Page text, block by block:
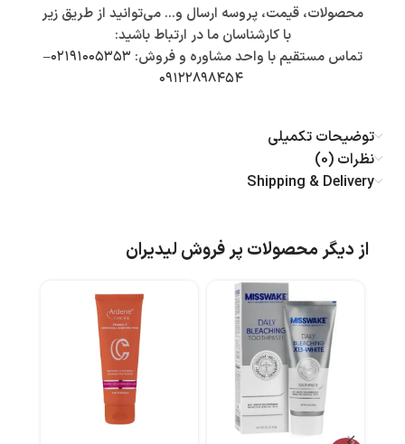
محصولات، قیمت، پروسه ارسال و… می‌توانید از طریق زیر
با کارشناسان ما در ارتباط باشید:
تماس مستقیم با واحد مشاوره و فروش: ۰۲۱۹۱۰۰۵۳۵۳–
۰۹۱۲۲۸۹۸۴۵۴
توضیحات تکمیلی
نظرات (0)
Shipping & Delivery
از دیگر محصولات پر فروش لیدیران